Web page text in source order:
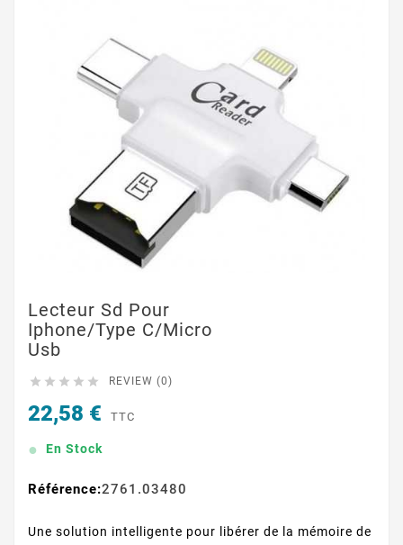
Lecteur Sd Pour
Iphone/Type C/Micro
Usb
     REVIEW (0)
22,58 € TTC
En Stock
Référence:2761.03480
Une solution intelligente pour libérer de la mémoire de